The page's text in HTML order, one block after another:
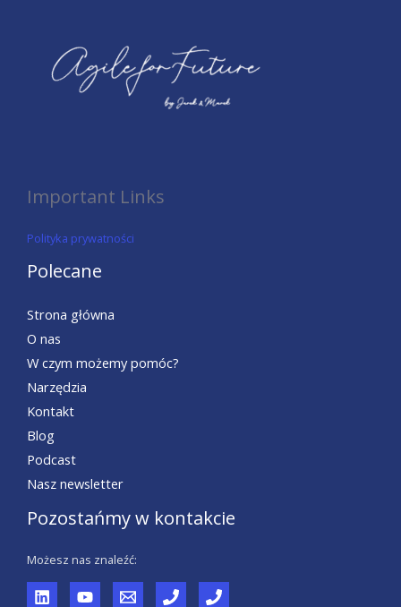
Important Links
Polityka prywatności
Polecane
Strona główna
O nas
W czym możemy pomóc?
Narzędzia
Kontakt
Blog
Podcast
Nasz newsletter
Pozostańmy w kontakcie
Możesz nas znaleźć: